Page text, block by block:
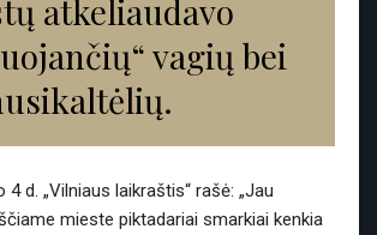
atkeliaudavo
vagių bei
4 d. „Vilniaus laikraštis“ rašė: „Jau
mieste piktadariai smarkiai kenkia